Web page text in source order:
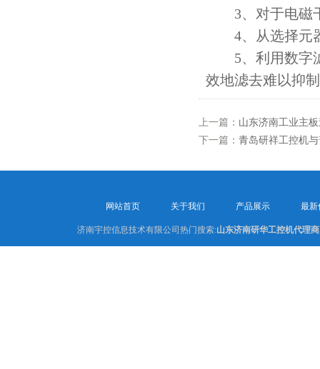
3、对于电磁干
4、从选择元器
5、利用数字滤
效地滤去难以抑
上一篇： 山东济南工业主
下一篇： 青岛研祥工控机
网站首页 关于我们 产品展示 最新
济南宇控信息技术有限公司热门搜索:山东济南研华工控机代理